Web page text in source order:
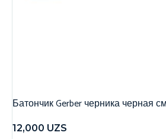
Батончик Gerber черника черная
12,000 UZS